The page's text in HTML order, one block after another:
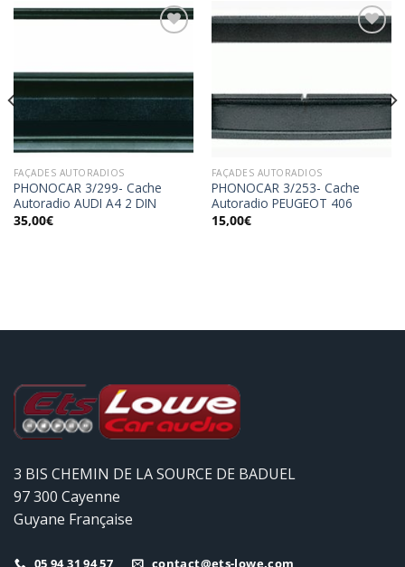
Ajouter
wishlist
FAÇADES AUTORADIOS
PHONOCAR 3/299- Cache
Autoradio AUDI A4 2 DIN
35,00€
à la
wishlist
FAÇADES AUTORADIOS
PHONOCAR 3/253- Cache
Autoradio PEUGEOT 406
15,00€
3 BIS CHEMIN DE LA SOURCE DE BADUEL
97 300 Cayenne
Guyane Française
05 94 31 94 57 contact@ets-lowe.com